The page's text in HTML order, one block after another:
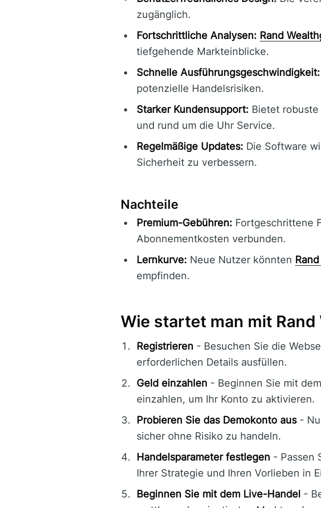
zugänglich.
Fortschrittliche Analysen: Rand
tiefgehende Markteinblicke.
Schnelle Ausführungsgeschwindigkeit:
potenzielle Handelsrisiken.
Starker Kundensupport: Bietet
und rund um die Uhr Service.
Regelmäßige Updates: Die Software
Sicherheit zu verbessern.
Nachteile
Premium-Gebühren: Fortgeschrittene
Abonnementkosten verbunden.
Lernkurve: Neue Nutzer könnten
empfinden.
Wie startet man mit Rand
Registrieren - Besuchen Sie die
erforderlichen Details ausfüllen.
Geld einzahlen - Beginnen Sie mit
einzahlen, um Ihr Konto zu aktivieren.
Probieren Sie das Demokonto aus-
sicher ohne Risiko zu handeln.
Handelsparameter festlegen - Passen
Ihrer Strategie und Ihren Vorlieben in
Beginnen Sie mit dem Live-Handel -